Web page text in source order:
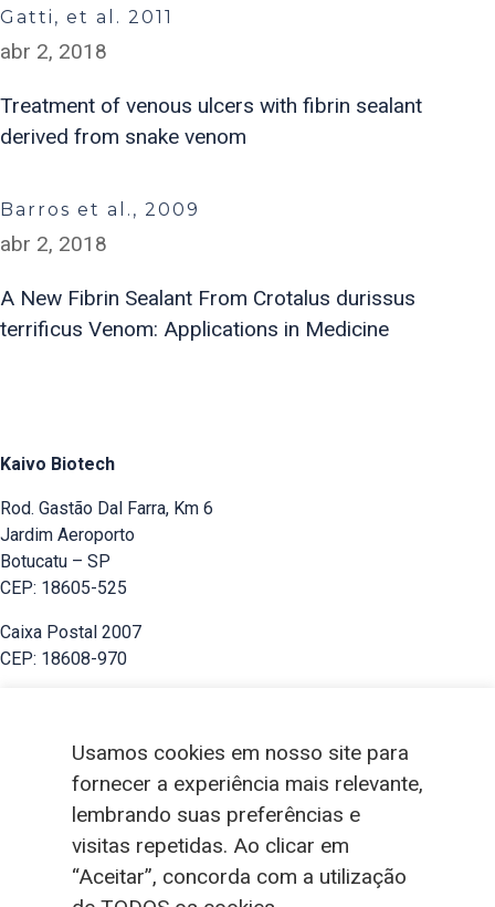
Gatti, et al. 2011
abr 2, 2018
Treatment of venous ulcers with fibrin sealant
derived from snake venom
Barros et al., 2009
abr 2, 2018
A New Fibrin Sealant From Crotalus durissus
terrificus Venom: Applications in Medicine
Kaivo Biotech
Rod. Gastão Dal Farra, Km 6
Jardim Aeroporto
Botucatu – SP
CEP: 18605-525
Caixa Postal 2007
CEP: 18608-970
contato@kaivo.com.br
Usamos cookies em nosso site para
fornecer a experiência mais relevante,
lembrando suas preferências e
visitas repetidas. Ao clicar em
“Aceitar”, concorda com a utilização